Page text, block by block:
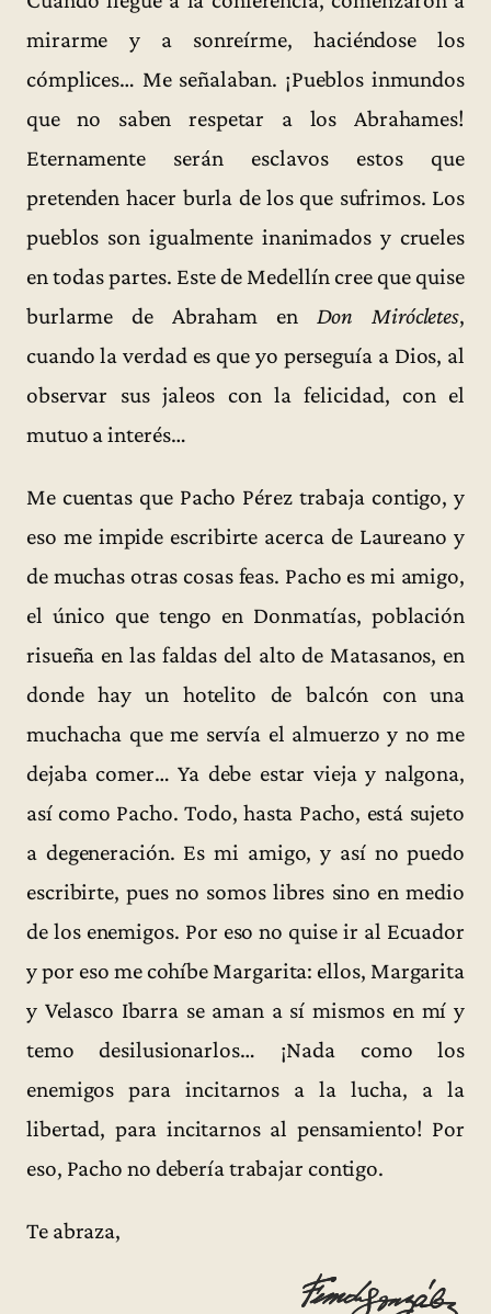
mirarme y a sonreírme, haciéndose los
cómplices… Me señalaban. ¡Pueblos inmundos
que no saben respetar a los Abrahames!
Eternamente serán esclavos estos que
pretenden hacer burla de los que sufrimos. Los
pueblos son igualmente inanimados y crueles
en todas partes. Este de Medellín cree que quise
burlarme de Abraham en Don Mirócletes,
cuando la verdad es que yo perseguía a Dios, al
observar sus jaleos con la felicidad, con el
mutuo a interés…
Me cuentas que Pacho Pérez trabaja contigo, y
eso me impide escribirte acerca de Laureano y
de muchas otras cosas feas. Pacho es mi amigo,
el único que tengo en Donmatías, población
risueña en las faldas del alto de Matasanos, en
donde hay un hotelito de balcón con una
muchacha que me servía el almuerzo y no me
dejaba comer… Ya debe estar vieja y nalgona,
así como Pacho. Todo, hasta Pacho, está sujeto
a degeneración. Es mi amigo, y así no puedo
escribirte, pues no somos libres sino en medio
de los enemigos. Por eso no quise ir al Ecuador
y por eso me cohíbe Margarita: ellos, Margarita
y Velasco Ibarra se aman a sí mismos en mí y
temo desilusionarlos… ¡Nada como los
enemigos para incitarnos a la lucha, a la
libertad, para incitarnos al pensamiento! Por
eso, Pacho no debería trabajar contigo.
Te abraza,